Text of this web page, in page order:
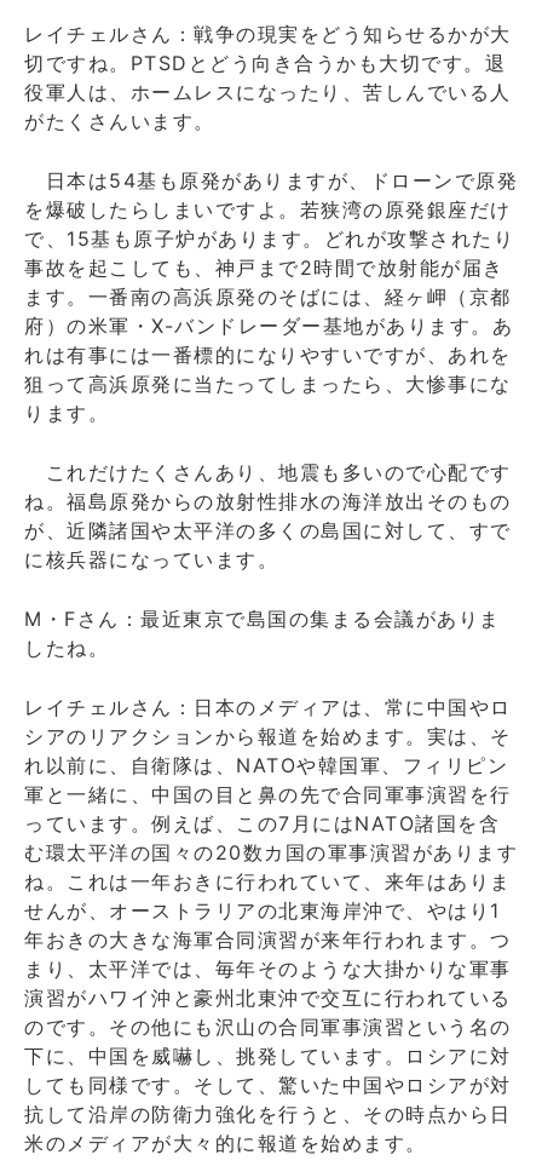
レイチェルさん：戦争の現実をどう知らせるかが大
切ですね。PTSDとどう向き合うかも大切です。退
役軍人は、ホームレスになったり、苦しんでいる人
がたくさんいます。
日本は54基も原発がありますが、ドローンで原発
を爆破したらしまいですよ。若狭湾の原発銀座だけ
で、15基も原子炉があります。どれが攻撃されたり
事故を起こしても、神戸まで2時間で放射能が届き
ます。一番南の高浜原発のそばには、経ヶ岬（京都
府）の米軍・X-バンドレーダー基地があります。あ
れは有事には一番標的になりやすいですが、あれを
狙って高浜原発に当たってしまったら、大惨事にな
ります。
これだけたくさんあり、地震も多いので心配です
ね。福島原発からの放射性排水の海洋放出そのもの
が、近隣諸国や太平洋の多くの島国に対して、すで
に核兵器になっています。
M・Fさん：最近東京で島国の集まる会議がありま
したね。
レイチェルさん：日本のメディアは、常に中国やロ
シアのリアクションから報道を始めます。実は、そ
れ以前に、自衛隊は、NATOや韓国軍、フィリピン
軍と一緒に、中国の目と鼻の先で合同軍事演習を行
っています。例えば、この7月にはNATO諸国を含
む環太平洋の国々の20数カ国の軍事演習があります
ね。これは一年おきに行われていて、来年はありま
せんが、オーストラリアの北東海岸沖で、やはり1
年おきの大きな海軍合同演習が来年行われます。つ
まり、太平洋では、毎年そのような大掛かりな軍事
演習がハワイ沖と豪州北東沖で交互に行われている
のです。その他にも沢山の合同軍事演習という名の
下に、中国を威嚇し、挑発しています。ロシアに対
しても同様です。そして、驚いた中国やロシアが対
抗して沿岸の防衛力強化を行うと、その時点から日
米のメディアが大々的に報道を始めます。